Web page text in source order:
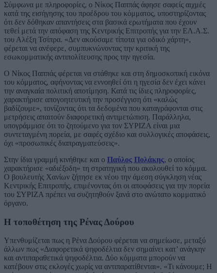
Σύμφωνα με πληροφορίες, ο Νίκος Παππάς άφησε σαφείς αιχμές
κατά της εισήγησης του προέδρου του κόμματος, υποστηρίζοντας
ότι δεν δόθηκαν απαντήσεις στα βασικά ερωτήματα που έχουν
τεθεί μετά την απόφαση της Κεντρικής Επιτροπής για την ΕΛ.Α.Σ.
του Αλέξη Τσίπρα. «Δεν ακούσαμε τίποτα για οδικό χάρτη»,
φέρεται να ανέφερε, συμπυκνώνοντας την κριτική της
εσωκομματικής αντιπολίτευσης προς την ηγεσία.
Ο Νίκος Παππάς φέρεται να στάθηκε και στη δημοσκοπική εικόνα
του κόμματος, αφήνοντας να εννοηθεί ότι η ηγεσία δεν έχει κάνει
την αναγκαία πολιτική αποτίμηση. Κατά τις ίδιες πληροφορίες,
χαρακτήρισε απογοητευτική την προσέγγιση ότι «καλώς
βαδίζουμε», τονίζοντας ότι τα δεδομένα που καταγράφονται στις
μετρήσεις απαιτούν διαφορετική αντιμετώπιση. Παράλληλα,
υπογράμμισε ότι το ζητούμενο για τον ΣΥΡΙΖΑ είναι μια
συντεταγμένη πορεία, με σαφές σχέδιο και συλλογικές αποφάσεις,
όχι «προσωπικές διαπραγματεύσεις».
Στην ίδια γραμμή κινήθηκε και ο Παύλος Πολάκης, ο οποίος
χαρακτήρισε «αδιέξοδη» τη στρατηγική που ακολουθεί το κόμμα.
Ο βουλευτής Χανίων ζήτησε εκ νέου την άμεση σύγκληση νέας
Κεντρικής Επιτροπής, επιμένοντας ότι οι αποφάσεις για την πορεία
του ΣΥΡΙΖΑ πρέπει να συζητηθούν ξανά στο ανώτατο κομματικό
όργανο.
Η τοποθέτηση της Ρένας Δούρου
Υπενθυμίζεται πως η Ρένα Δούρου φέρεται να σημείωσε, μεταξύ
άλλων πως «Διαφορετικά ψηφοδέλτια δεν σημαίνει κατ’ ανάγκην
και αντιπαραθετικά ψηφοδέλτια. Δύο κόμματα μπορούν να
κατέβουν στις εκλογές χωρίς να αντιπαρατίθενται». «Τι κάνουμε; Η